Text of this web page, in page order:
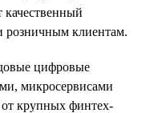
качественный
розничным клиентам.
цифровые
микросервисами
крупных финтех-